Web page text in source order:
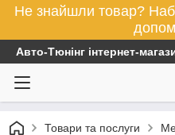
Не знайшли товар?
Авто-Тюнінг інтернет-
Товари та послуги